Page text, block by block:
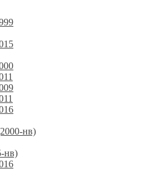
нв)
нв)